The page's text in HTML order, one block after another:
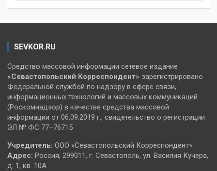
SEVKOR.RU
Средство массовой информации сетевое издание
«Севастопольский Корреспондент» зарегистрировано
Федеральной службой по надзору в сфере связи,
информационных технологий и массовых коммуникаций
(Роскомнадзор) в качестве средства массовой
информации от 06.09.2019 г., свидетельство о регистрации
ЭЛ № ФС 77–76715
Учредитель: ООО «Севастопольский Корреспондент».
Адрес: Россия, 299011, г. Севастополь, ул. Василия Кучера,
д. 1, кв. 10А